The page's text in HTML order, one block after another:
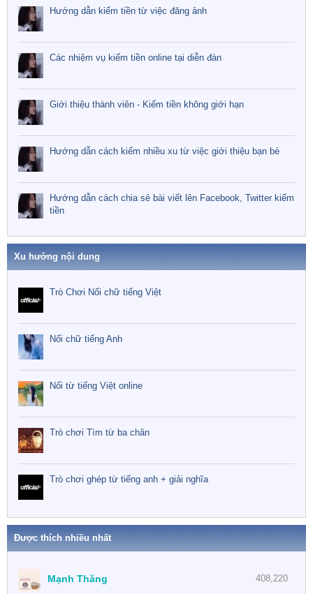
Hướng dẫn kiếm tiền từ việc đăng ảnh
Các nhiệm vụ kiếm tiền online tại diễn đàn
Giới thiệu thành viên - Kiếm tiền không giới hạn
Hướng dẫn cách kiếm nhiều xu từ việc giới thiệu bạn bè
Hướng dẫn cách chia sẻ bài viết lên Facebook, Twitter kiếm
tiền
Xu hướng nội dung
Trò Chơi Nối chữ tiếng Việt
Nối chữ tiếng Anh
Nối từ tiếng Việt online
Trò chơi Tìm từ ba chân
Trò chơi ghép từ tiếng anh + giải nghĩa
Được thích nhiều nhất
408,220
Mạnh Thăng